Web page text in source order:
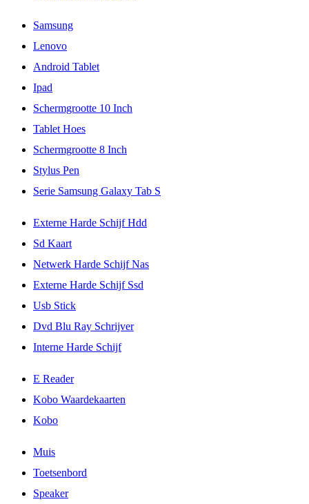
Samsung
Lenovo
Android Tablet
Ipad
Schermgrootte 10 Inch
Tablet Hoes
Schermgrootte 8 Inch
Stylus Pen
Serie Samsung Galaxy Tab S
Externe Harde Schijf Hdd
Sd Kaart
Netwerk Harde Schijf Nas
Externe Harde Schijf Ssd
Usb Stick
Dvd Blu Ray Schrijver
Interne Harde Schijf
E Reader
Kobo Waardekaarten
Kobo
Muis
Toetsenbord
Speaker